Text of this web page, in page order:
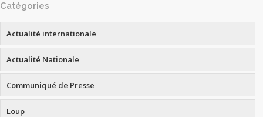
Catégories
Actualité internationale
Actualité Nationale
Communiqué de Presse
Loup